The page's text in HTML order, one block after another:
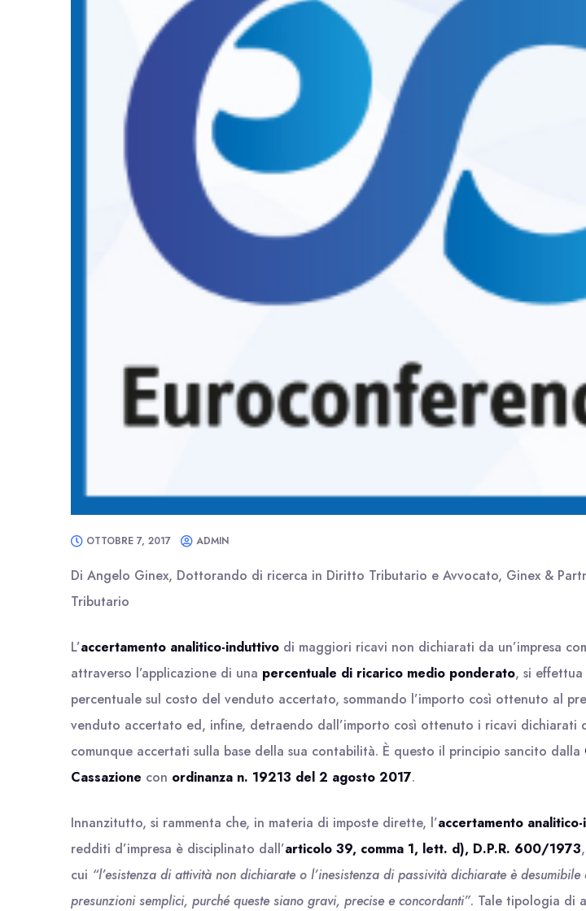
OTTOBRE 7, 2017 ADMIN
Di Angelo Ginex, Dottorando di ricerca in Diritto Tributario e Avvocato, Ginex &
Tributario
L’accertamento analitico-induttivo di maggiori ricavi non dichiarati da un’impresa
attraverso l’applicazione di una percentuale di ricarico medio ponderato, si
percentuale sul costo del venduto accertato, sommando l’importo così ottenuto al
venduto accertato ed, infine, detraendo dall’importo così ottenuto i ricavi dichiarati
comunque accertati sulla base della sua contabilità. È questo il principio sancito dalla
Cassazione con ordinanza n. 19213 del 2 agosto 2017.
Innanzitutto, si rammenta che, in materia di imposte dirette, l’accertamento
redditi d’impresa è disciplinato dall’articolo 39, comma 1, lett. d), D.P.R. 600/1973
cui “l’esistenza di attività non dichiarate o l’inesistenza di passività dichiarate è
presunzioni semplici, purché queste siano gravi, precise e concordanti”. Tale tipologia di